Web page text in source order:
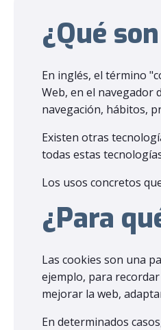
¿Qué
En inglés, el término
Web, en el navegador
navegación, hábitos,
Existen otras
todas estas
Los usos concretos
¿Para
Las cookies son una
ejemplo, para
mejorar la web,
En determinados